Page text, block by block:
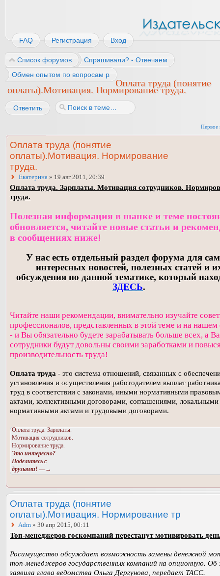
FAQ Регистрация Вход
Список форумов
Спрашивали? - Отвечаем
Обмен опытом по вопросам работы
Оплата труда (понятие
оплаты).Мотивация. Нормирование труда.
Ответить
Первое
Оплата труда (понятие
оплаты).Мотивация. Нормирование
труда.
Екатерина » 19 авг 2011, 20:39
Оплата труда. Зарплаты. Мотивация сотрудников.
труда.
Полезная информация в шапке и теме
обновляется, читайте новые статьи и
в сообщениях ниже!
У нас есть отдельный раздел форума для
интересных новостей, полезных статей и
обсуждения по данной тематике, который
ЗДЕСЬ.
Читайте наши рекомендации, внимательно изучайте
профессионалов, представленных в этой теме и на
- и Вы обязательно будете зарабатывать больше всех, а
сотрудники будут довольны своими заработками и
производительность труда!
Оплата труда - это система отношений, связанных с
установления и осуществления работодателем выплат
труд в соответствии с законами, иными нормативными
актами, коллективными договорами, соглашениями, локальными
нормативными актами и трудовыми договорами.
Оплата труда. Зарплаты.
Мотивация сотрудников.
Нормирование труда.
Это интересно?
Поделитесь с
друзьями! —→
Оплата труда (понятие
оплаты).Мотивация. Нормирование тр
Adm » 30 апр 2015, 00:11
Топ-менеджеров госкомпаний перестанут мотивировать
Росимущество обсуждает возможность замены денежной
топ-менеджеров государственных компаний на опционную. Об
заявила глава ведомства Ольга Дергунова, передает ТАСС.